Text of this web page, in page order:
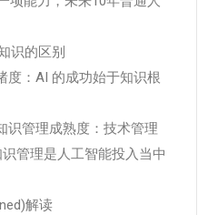
识的区别
度：AI 的成功始于知识根
识管理成熟度：技术管理
管理是人工智能投入当中
解读